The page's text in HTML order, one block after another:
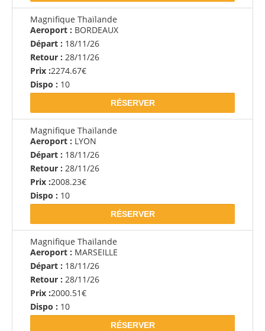
Magnifique Thaïlande
Aeroport : BORDEAUX
Départ : 18/11/26
Retour : 28/11/26
Prix :2274.67€
Dispo : 10
RÉSERVER
Magnifique Thaïlande
Aeroport : LYON
Départ : 18/11/26
Retour : 28/11/26
Prix :2008.23€
Dispo : 10
RÉSERVER
Magnifique Thaïlande
Aeroport : MARSEILLE
Départ : 18/11/26
Retour : 28/11/26
Prix :2000.51€
Dispo : 10
RÉSERVER